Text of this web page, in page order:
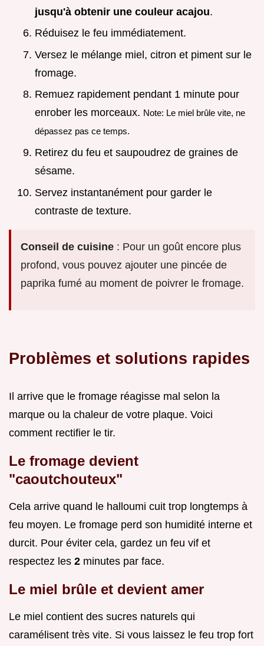
jusqu'à obtenir une couleur acajou.
Réduisez le feu immédiatement.
Versez le mélange miel, citron et piment sur le
fromage.
Remuez rapidement pendant 1 minute pour
enrober les morceaux. Note: Le miel brûle vite, ne
dépassez pas ce temps.
Retirez du feu et saupoudrez de graines de
sésame.
Servez instantanément pour garder le
contraste de texture.
Conseil de cuisine : Pour un goût encore plus
profond, vous pouvez ajouter une pincée de
paprika fumé au moment de poivrer le fromage.
Problèmes et solutions rapides
Il arrive que le fromage réagisse mal selon la
marque ou la chaleur de votre plaque. Voici
comment rectifier le tir.
Le fromage devient
"caoutchouteux"
Cela arrive quand le halloumi cuit trop longtemps à
feu moyen. Le fromage perd son humidité interne et
durcit. Pour éviter cela, gardez un feu vif et
respectez les 2 minutes par face.
Le miel brûle et devient amer
Le miel contient des sucres naturels qui
caramélisent très vite. Si vous laissez le feu trop fort